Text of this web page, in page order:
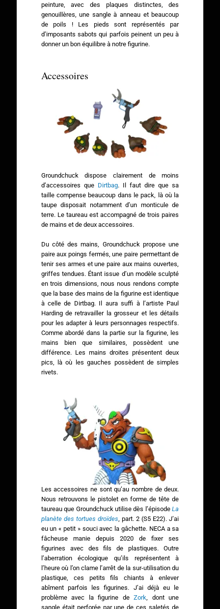
peinture, avec des plaques distinctes, des
genouillères, une sangle à anneau et beaucoup
de poils ! Les pieds sont représentés par
d’imposants sabots qui parfois peinent un peu à
donner un bon équilibre à notre figurine.
Accessoires
Groundchuck dispose clairement de moins
d’accessoires que Dirtbag. Il faut dire que sa
taille compense beaucoup dans le pack, là où la
taupe disposait notamment d’un monticule de
terre. Le taureau est accompagné de trois paires
de mains et de deux accessoires.
Du côté des mains, Groundchuck propose une
paire aux poings fermés, une paire permettant de
tenir ses armes et une paire aux mains ouvertes,
griffes tendues. Étant issue d’un modèle sculpté
en trois dimensions, nous nous rendons compte
que la base des mains de la figurine est identique
à celle de Dirtbag. Il aura suffi à l’artiste Paul
Harding de retravailler la grosseur et les détails
pour les adapter à leurs personnages respectifs.
Comme abordé dans la partie sur la figurine, les
mains bien que similaires, possèdent une
différence. Les mains droites présentent deux
pics, là où les gauches possèdent de simples
rivets.
Les accessoires ne sont qu’au nombre de deux.
Nous retrouvons le pistolet en forme de tête de
taureau que Groundchuck utilise dès l’épisodeLa
planète des tortues droïdes , part. 2 (S5 E22). J’ai
eu un « petit » souci avec la gâchette. NECA a sa
fâcheuse manie depuis 2020 de fixer ses
figurines avec des fils de plastiques. Outre
l’aberration écologique qu’ils représentent à
l’heure où l’on clame l’arrêt de la sur-utilisation du
plastique, ces petits fils chiants à enlever
abîment parfois les figurines. J’ai déjà eu le
problème avec la figurine deZork , dont une
sangle était perforée par une de ces saletés de